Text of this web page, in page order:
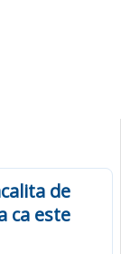
de
ca este